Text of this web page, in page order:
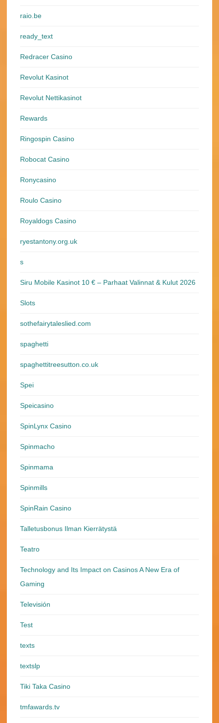
raio.be
ready_text
Redracer Casino
Revolut Kasinot
Revolut Nettikasinot
Rewards
Ringospin Casino
Robocat Casino
Ronycasino
Roulo Casino
Royaldogs Casino
ryestantony.org.uk
s
Siru Mobile Kasinot 10 € – Parhaat Valinnat & Kulut 2026
Slots
sothefairytaleslied.com
spaghetti
spaghettitreesutton.co.uk
Spei
Speicasino
SpinLynx Casino
Spinmacho
Spinmama
Spinmills
SpinRain Casino
Talletusbonus Ilman Kierrätystä
Teatro
Technology and Its Impact on Casinos A New Era of
Gaming
Televisión
Test
texts
textslp
Tiki Taka Casino
tmfawards.tv